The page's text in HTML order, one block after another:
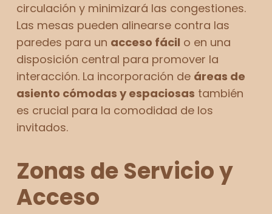
circulación y minimizará las congestiones.
Las mesas pueden alinearse contra las
paredes para un acceso fácil o en una
disposición central para promover la
interacción. La incorporación de áreas de
asiento cómodas y espaciosas también
es crucial para la comodidad de los
invitados.
Zonas de Servicio y
Acceso